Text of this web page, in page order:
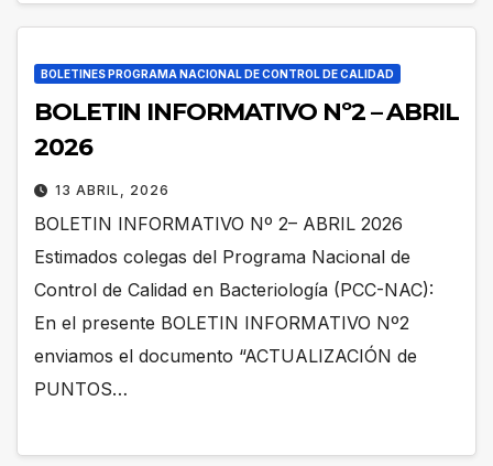
BOLETINES PROGRAMA NACIONAL DE CONTROL DE CALIDAD
BOLETIN INFORMATIVO Nº2 – ABRIL
2026
13 ABRIL, 2026
BOLETIN INFORMATIVO Nº 2– ABRIL 2026
Estimados colegas del Programa Nacional de
Control de Calidad en Bacteriología (PCC-NAC):
En el presente BOLETIN INFORMATIVO Nº2
enviamos el documento “ACTUALIZACIÓN de
PUNTOS…